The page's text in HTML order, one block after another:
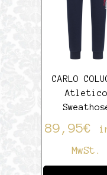
CARLO
Atletico
89,95€
MwSt.